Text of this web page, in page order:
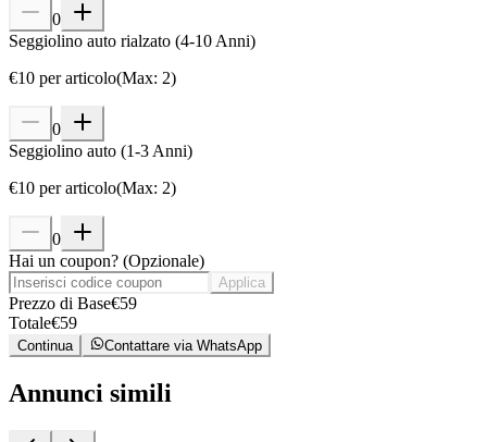
0
Seggiolino auto rialzato (4-10 Anni)
€10 per articolo(Max: 2)
0
Seggiolino auto (1-3 Anni)
€10 per articolo(Max: 2)
0
Hai un coupon? (Opzionale)
Applica
Prezzo di Base€59
Totale€59
Continua Contattare via WhatsApp
Annunci simili